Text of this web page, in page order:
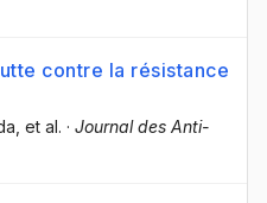
contre la résistance
, et al. · Journal des Anti-